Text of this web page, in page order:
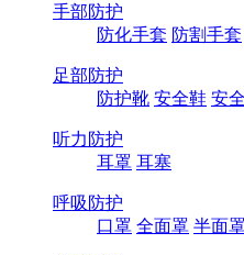
手部防护
防化手套 防割手套
足部防护
防护靴 安全鞋 安
听力防护
耳罩 耳塞
呼吸防护
口罩 全面罩 半面